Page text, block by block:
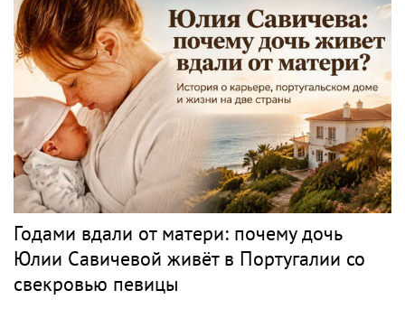
Годами вдали от матери: почему дочь
Юлии Савичевой живёт в Португалии со
свекровью певицы